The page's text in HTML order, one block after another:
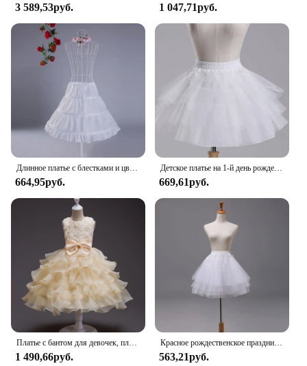
3 589,53руб. 1 047,71руб.
664,95руб.
Детское платье на 1-й день рождения, новинка 2024, Тюлевое платье-пачка, милое платье без рукавов с цветочным рисунком для девочек, свадебное платье принцессы с бантом для девочек
669,61руб.
1 490,66руб.
Красное рождественское праздничное платье для девочек с блестками, элегантное платье-пачка принцессы на день рождения, Новый год, выпускное платье, детские вечерние свадебные платья
563,21руб.